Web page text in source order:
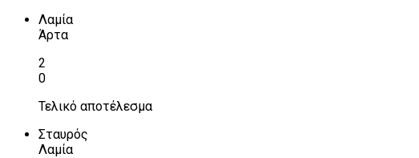
Λαμία
Άρτα
2
0
Τελικό αποτέλεσμα
Σταυρός
Λαμία